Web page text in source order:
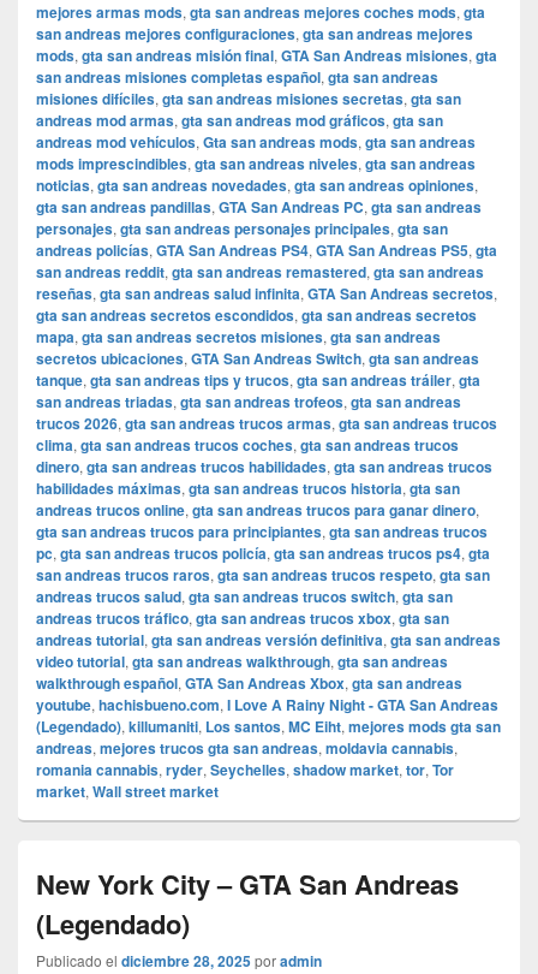
mejores armas mods, gta san andreas mejores coches mods, gta
san andreas mejores configuraciones, gta san andreas mejores
mods, gta san andreas misión final, GTA San Andreas misiones, gta
san andreas misiones completas español, gta san andreas
misiones difíciles, gta san andreas misiones secretas, gta san
andreas mod armas, gta san andreas mod gráficos, gta san
andreas mod vehículos, Gta san andreas mods, gta san andreas
mods imprescindibles, gta san andreas niveles, gta san andreas
noticias, gta san andreas novedades, gta san andreas opiniones,
gta san andreas pandillas, GTA San Andreas PC, gta san andreas
personajes, gta san andreas personajes principales, gta san
andreas policías, GTA San Andreas PS4, GTA San Andreas PS5, gta
san andreas reddit, gta san andreas remastered, gta san andreas
reseñas, gta san andreas salud infinita, GTA San Andreas secretos,
gta san andreas secretos escondidos, gta san andreas secretos
mapa, gta san andreas secretos misiones, gta san andreas
secretos ubicaciones, GTA San Andreas Switch, gta san andreas
tanque, gta san andreas tips y trucos, gta san andreas tráiler, gta
san andreas triadas, gta san andreas trofeos, gta san andreas
trucos 2026, gta san andreas trucos armas, gta san andreas trucos
clima, gta san andreas trucos coches, gta san andreas trucos
dinero, gta san andreas trucos habilidades, gta san andreas trucos
habilidades máximas, gta san andreas trucos historia, gta san
andreas trucos online, gta san andreas trucos para ganar dinero,
gta san andreas trucos para principiantes, gta san andreas trucos
pc, gta san andreas trucos policía, gta san andreas trucos ps4, gta
san andreas trucos raros, gta san andreas trucos respeto, gta san
andreas trucos salud, gta san andreas trucos switch, gta san
andreas trucos tráfico, gta san andreas trucos xbox, gta san
andreas tutorial, gta san andreas versión definitiva, gta san andreas
video tutorial, gta san andreas walkthrough, gta san andreas
walkthrough español, GTA San Andreas Xbox, gta san andreas
youtube, hachisbueno.com, I Love A Rainy Night - GTA San Andreas
(Legendado), killumaniti, Los santos, MC Eiht, mejores mods gta san
andreas, mejores trucos gta san andreas, moldavia cannabis,
romania cannabis, ryder, Seychelles, shadow market, tor, Tor
market, Wall street market
New York City – GTA San Andreas
(Legendado)
Publicado el diciembre 28, 2025poradmin